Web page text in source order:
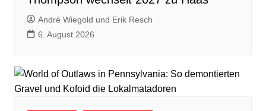
André Wiegold und Erik Resch
6. August 2026